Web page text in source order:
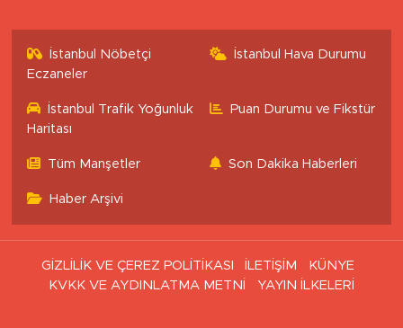
İstanbul Nöbetçi
Eczaneler
İstanbul Hava Durumu
İstanbul Trafik Yoğunluk
Haritası
Puan Durumu ve Fikstür
Tüm Manşetler Son Dakika Haberleri
Haber Arşivi
GİZLİLİK VE ÇEREZ POLİTİKASI İLETİŞİM
KÜNYE
KVKK VE AYDINLATMA METNİ
YAYIN İLKELERİ